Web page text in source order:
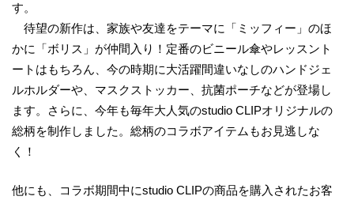
す。
待望の新作は、家族や友達をテーマに「ミッフィー」のほ
かに「ボリス」が仲間入り！定番のビニール傘やレッスント
ートはもちろん、今の時期に大活躍間違いなしのハンドジェ
ルホルダーや、マスクストッカー、抗菌ポーチなどが登場し
ます。さらに、今年も毎年大人気のstudio CLIPオリジナルの
総柄を制作しました。総柄のコラボアイテムもお見逃しな
く！
他にも、コラボ期間中にstudio CLIPの商品を購入されたお客